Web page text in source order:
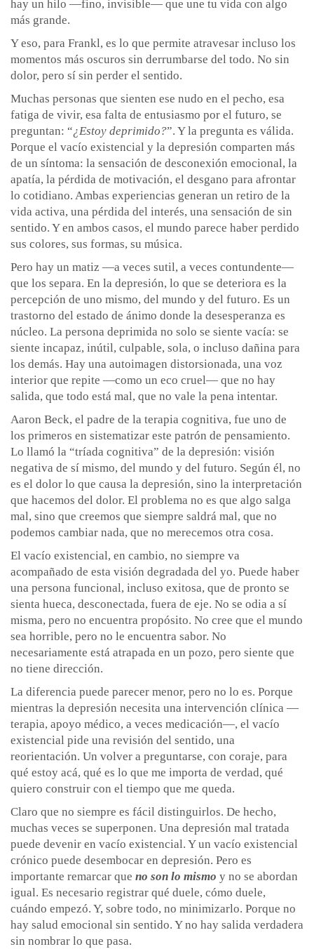
hay un hilo —fino, invisible— que une tu vida con algo
más grande.
Y eso, para Frankl, es lo que permite atravesar incluso los
momentos más oscuros sin derrumbarse del todo. No sin
dolor, pero sí sin perder el sentido.
Muchas personas que sienten ese nudo en el pecho, esa
fatiga de vivir, esa falta de entusiasmo por el futuro, se
preguntan: “¿Estoy deprimido?”. Y la pregunta es válida.
Porque el vacío existencial y la depresión comparten más
de un síntoma: la sensación de desconexión emocional, la
apatía, la pérdida de motivación, el desgano para afrontar
lo cotidiano. Ambas experiencias generan un retiro de la
vida activa, una pérdida del interés, una sensación de sin
sentido. Y en ambos casos, el mundo parece haber perdido
sus colores, sus formas, su música.
Pero hay un matiz —a veces sutil, a veces contundente—
que los separa. En la depresión, lo que se deteriora es la
percepción de uno mismo, del mundo y del futuro. Es un
trastorno del estado de ánimo donde la desesperanza es
núcleo. La persona deprimida no solo se siente vacía: se
siente incapaz, inútil, culpable, sola, o incluso dañina para
los demás. Hay una autoimagen distorsionada, una voz
interior que repite —como un eco cruel— que no hay
salida, que todo está mal, que no vale la pena intentar.
Aaron Beck, el padre de la terapia cognitiva, fue uno de
los primeros en sistematizar este patrón de pensamiento.
Lo llamó la “tríada cognitiva” de la depresión: visión
negativa de sí mismo, del mundo y del futuro. Según él, no
es el dolor lo que causa la depresión, sino la interpretación
que hacemos del dolor. El problema no es que algo salga
mal, sino que creemos que siempre saldrá mal, que no
podemos cambiar nada, que no merecemos otra cosa.
El vacío existencial, en cambio, no siempre va
acompañado de esta visión degradada del yo. Puede haber
una persona funcional, incluso exitosa, que de pronto se
sienta hueca, desconectada, fuera de eje. No se odia a sí
misma, pero no encuentra propósito. No cree que el mundo
sea horrible, pero no le encuentra sabor. No
necesariamente está atrapada en un pozo, pero siente que
no tiene dirección.
La diferencia puede parecer menor, pero no lo es. Porque
mientras la depresión necesita una intervención clínica —
terapia, apoyo médico, a veces medicación—, el vacío
existencial pide una revisión del sentido, una
reorientación. Un volver a preguntarse, con coraje, para
qué estoy acá, qué es lo que me importa de verdad, qué
quiero construir con el tiempo que me queda.
Claro que no siempre es fácil distinguirlos. De hecho,
muchas veces se superponen. Una depresión mal tratada
puede devenir en vacío existencial. Y un vacío existencial
crónico puede desembocar en depresión. Pero es
importante remarcar que no son lo mismo y no se abordan
igual. Es necesario registrar qué duele, cómo duele,
cuándo empezó. Y, sobre todo, no minimizarlo. Porque no
hay salud emocional sin sentido. Y no hay salida verdadera
sin nombrar lo que pasa.